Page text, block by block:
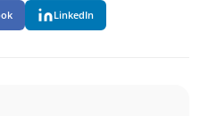
LinkedIn